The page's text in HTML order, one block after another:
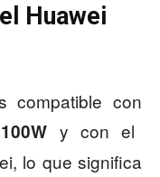
Huawei
compatible con
y con el
lo que significa